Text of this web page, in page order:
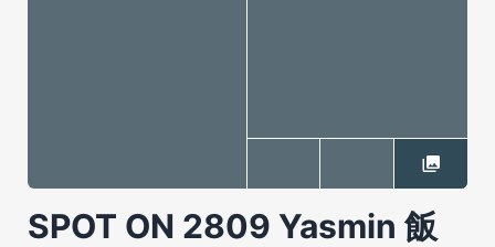
SPOT ON 2809 Yasmin 飯